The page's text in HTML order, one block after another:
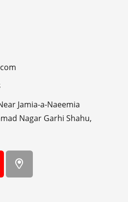
Jamia-a-Naeemia
Nagar Garhi Shahu,